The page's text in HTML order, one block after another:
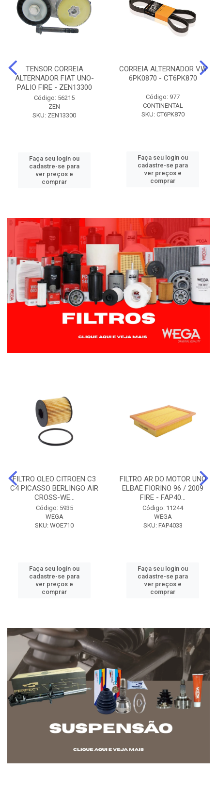
TENSOR CORREIA
ALTERNADOR FIAT UNO-
PALIO FIRE - ZEN13300
Código: 56215
ZEN
SKU: ZEN13300
Faça seu login ou
cadastre-se para
ver preços e
comprar
CORREIA ALTERNADOR VW
6PK0870 - CT6PK870
Código: 977
CONTINENTAL
SKU: CT6PK870
Faça seu login ou
cadastre-se para
ver preços e
comprar
FILTRO OLEO CITROEN C3
C4 PICASSO BERLINGO AIR
CROSS-WE...
Código: 5935
WEGA
SKU: WOE710
Faça seu login ou
cadastre-se para
ver preços e
comprar
FILTRO AR DO MOTOR UNO
ELBAE FIORINO 96 / 2009
FIRE - FAP40...
Código: 11244
WEGA
SKU: FAP4033
Faça seu login ou
cadastre-se para
ver preços e
comprar